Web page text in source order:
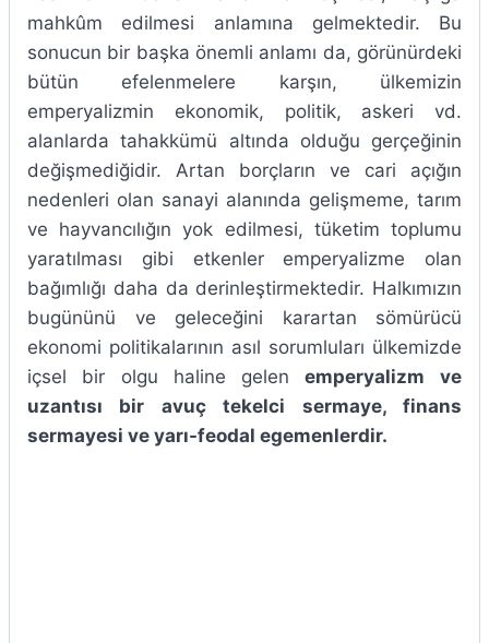
mahkûm edilmesi anlamına gelmektedir. Bu
sonucun bir başka önemli anlamı da, görünürdeki
bütün efelenmelere karşın, ülkemizin
emperyalizmin ekonomik, politik, askeri vd.
alanlarda tahakkümü altında olduğu gerçeğinin
değişmediğidir. Artan borçların ve cari açığın
nedenleri olan sanayi alanında gelişmeme, tarım
ve hayvancılığın yok edilmesi, tüketim toplumu
yaratılması gibi etkenler emperyalizme olan
bağımlığı daha da derinleştirmektedir. Halkımızın
bugününü ve geleceğini karartan sömürücü
ekonomi politikalarının asıl sorumluları ülkemizde
içsel bir olgu haline gelen emperyalizm
ve
uzantısı bir avuç tekelci sermaye, finans
sermayesi ve yarı-feodal egemenlerdir.